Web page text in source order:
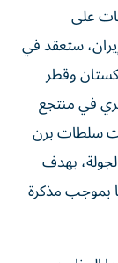
على
ستعقد في
وقطر
في منتجع
سلطات برن
بهدف
بموجب مذكرة